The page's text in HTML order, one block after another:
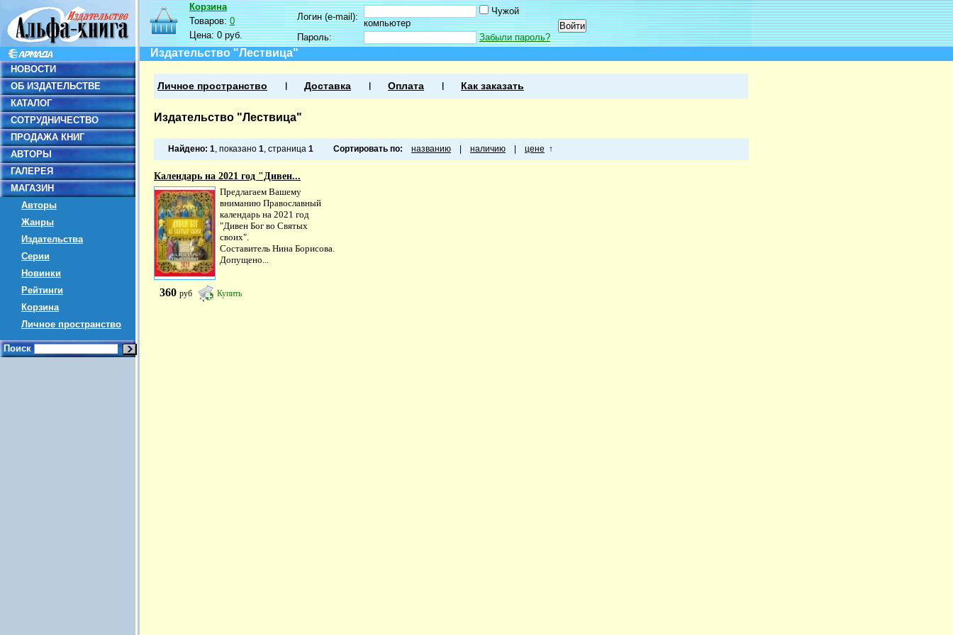
НОВОСТИ
ОБ ИЗДАТЕЛЬСТВЕ
КАТАЛОГ
СОТРУДНИЧЕСТВО
ПРОДАЖА КНИГ
АВТОРЫ
ГАЛЕРЕЯ
МАГАЗИН
Авторы
Жанры
Издательства
Серии
Новинки
Рейтинги
Корзина
Личное пространство
Поиск
Корзина
Товаров:0
Цена:0 руб.
Логин (e-mail):
Чужой
компьютер
Пароль:
Забыли пароль?
Издательство "Лествица"
Личное пространство Доставка Оплата Как заказать
Издательство "Лествица"
Найдено: 1, показано 1, страница 1 Сортировать по: названию наличию цене ↑
Календарь на 2021 год "Дивен...
Предлагаем Вашему
вниманию Православный
календарь на 2021 год
"Дивен Бог во Святых
своих".
Составитель Нина Борисова.
Допущено...
360 руб Купить